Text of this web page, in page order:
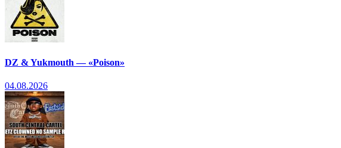
DZ & Yukmouth — «Poison»
04.08.2026